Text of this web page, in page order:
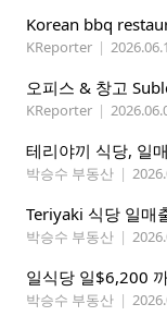
Korean bbq
KReporter |
오피스 & 창고
KReporter |
테리야끼 식당, 일
박승수 부동산 |
Teriyaki 식당 일
박승수 부동산 |
일식당 일$6,200
박승수 부동산 |